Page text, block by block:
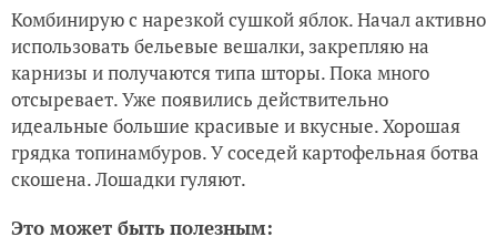
Комбинирую с нарезкой сушкой яблок. Начал активно
использовать бельевые вешалки, закрепляю на
карнизы и получаются типа шторы. Пока много
отсыревает. Уже появились действительно
идеальные большие красивые и вкусные. Хорошая
грядка топинамбуров. У соседей картофельная ботва
скошена. Лошадки гуляют.
Это может быть полезным: